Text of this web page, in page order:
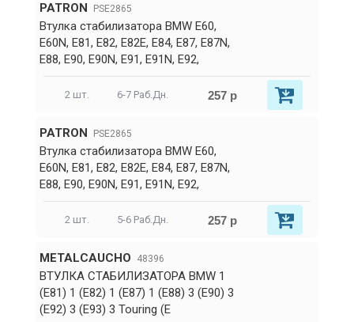
PATRON PSE2865
Втулка стабилизатора BMW E60,
E60N, E81, E82, E82E, E84, E87, E87N,
E88, E90, E90N, E91, E91N, E92,
2 шт. 6-7 Раб.Дн. 257 р
PATRON PSE2865
Втулка стабилизатора BMW E60,
E60N, E81, E82, E82E, E84, E87, E87N,
E88, E90, E90N, E91, E91N, E92,
2 шт. 5-6 Раб.Дн. 257 р
METALCAUCHO 48396
ВТУЛКА СТАБИЛИЗАТОРА BMW 1
(E81) 1 (E82) 1 (E87) 1 (E88) 3 (E90) 3
(E92) 3 (E93) 3 Touring (E